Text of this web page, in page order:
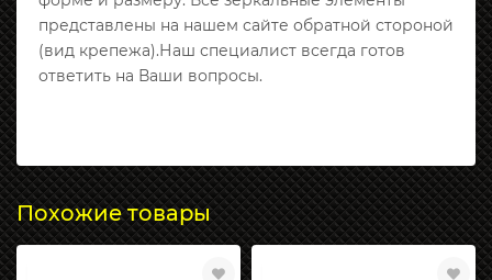
представлены на нашем сайте обратной стороной
(вид крепежа).Наш специалист всегда готов
ответить на Ваши вопросы.
Похожие товары